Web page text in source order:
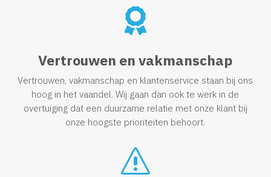

Vertrouwen en vakmanschap
Vertrouwen, vakmanschap en klantenservice staan bij ons
hoog in het vaandel. Wij gaan dan ook te werk in de
overtuiging dat een duurzame relatie met onze klant bij
onze hoogste prioriteiten behoort.
s